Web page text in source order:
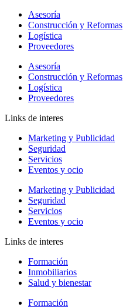
Asesoría
Construcción y Reformas
Logística
Proveedores
Asesoría
Construcción y Reformas
Logística
Proveedores
Links de interes
Marketing y Publicidad
Seguridad
Servicios
Eventos y ocio
Marketing y Publicidad
Seguridad
Servicios
Eventos y ocio
Links de interes
Formación
Inmobiliarios
Salud y bienestar
Formación